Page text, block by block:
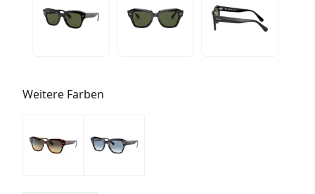
Weitere Farben